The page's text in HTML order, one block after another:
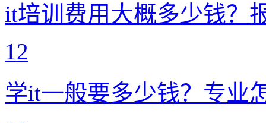
it培训费用大概多少钱？
12
学it一般要多少钱？专业